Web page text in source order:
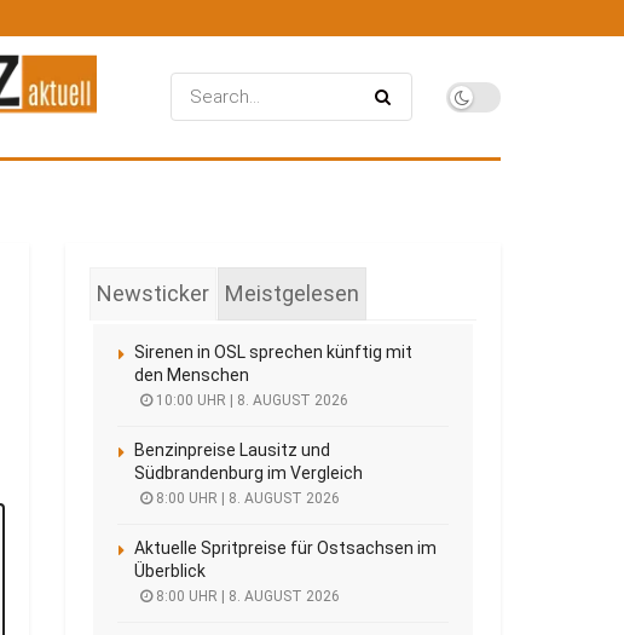
Newsticker Meistgelesen
Sirenen in OSL sprechen künftig mit
den Menschen
10:00 UHR | 8. AUGUST 2026
Benzinpreise Lausitz und
Südbrandenburg im Vergleich
8:00 UHR | 8. AUGUST 2026
Aktuelle Spritpreise für Ostsachsen im
Überblick
8:00 UHR | 8. AUGUST 2026